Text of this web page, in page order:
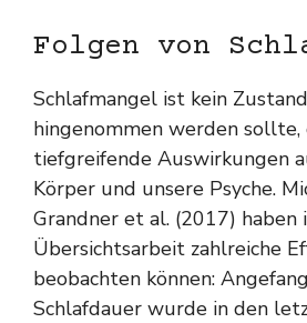
Folgen von
Schlafmangel ist kein
hingenommen werden
tiefgreifende Auswirkungen
Körper und unsere Psyche.
Grandner et al. (2017) haben
Übersichtsarbeit zahlreiche
beobachten können:
Schlafdauer wurde in den